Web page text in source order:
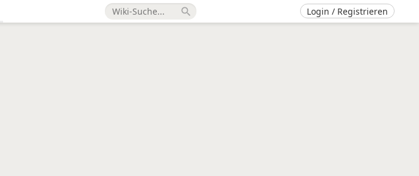
search Login / Registrieren